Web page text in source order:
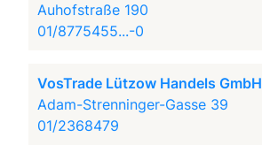
Auhofstraße 190
01/8775455...-0
VosTrade Lützow Handels GmbH
Adam-Strenninger-Gasse 39
01/2368479